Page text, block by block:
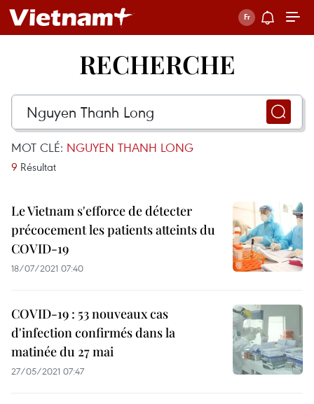
RECHERCHE
MOT CLÉ: NGUYEN THANH LONG
9 Résultat
Le Vietnam s'efforce de détecter
précocement les patients atteints du
COVID-19
18/07/2021 07:40
COVID-19 : 53 nouveaux cas
d'infection confirmés dans la
matinée du 27 mai
27/05/2021 07:47